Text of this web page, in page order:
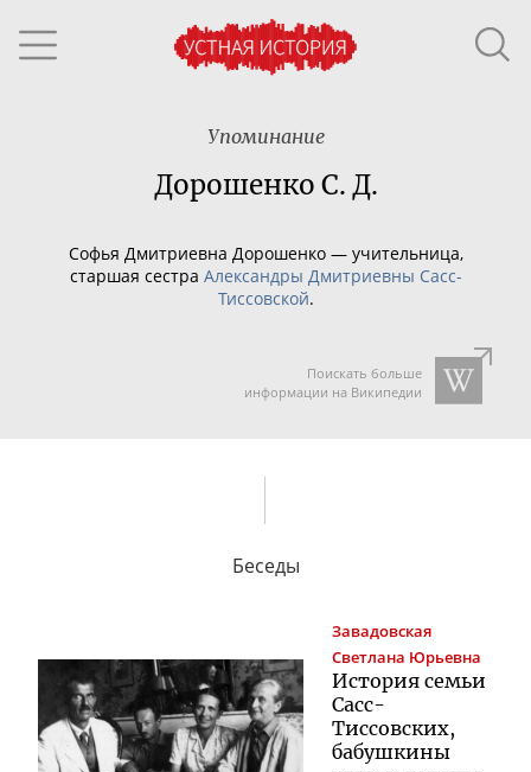
Упоминание
Дорошенко С. Д.
Софья Дмитриевна Дорошенко — учительница,
старшая сестра Александры Дмитриевны Сасс-
Тиссовской.
Поискать больше
информации на Википедии
Беседы
Завадовская
Светлана Юрьевна
История семьи
Сасс-
Тиссовских,
бабушкины